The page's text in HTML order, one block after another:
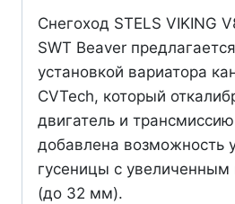
Снегоход STELS VIKING
SWT Beaver
установкой вариатора
CVTech, который
двигатель и
добавлена возможность
гусеницы с увеличенным
(до 32 мм).